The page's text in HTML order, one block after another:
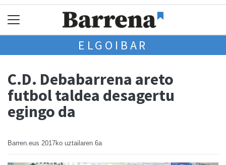
ELGOIBAR
C.D. Debabarrena areto
futbol taldea desagertu
egingo da
Barren.eus 2017ko uztailaren 6a